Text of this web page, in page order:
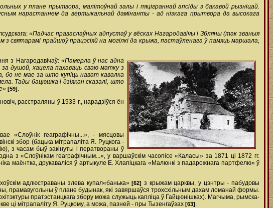
у плане прытвора, малітоўнай залы і пяціграннай апсіды з бакавой рызніцай.
нарастаннем да вертыкальнай дамінанты - ад нізкага прытвора да высокага
«Падчас праваслаўных адпустаў у вёсках Нагародавічы і Збляны (так званыя
святарамі прайшоў працэсіяй на могілкі да крыжа, пастаўленага ў памяць маршала,
з Нагародавічаў: «Памерла ў нас адна
душой, хацела пахаваць сваю матку з
бо не мае за што купіць нават кавалка
Тады бацюшка і дзіякан сказалі, што
[59].
расстраляны ў 1933 г., нарадзіўся ён
«Слоўнік геаграфічны...», - мясцовы
збор (бацька мітрапаліта Я. Руцкога -
з часам быў закінуты і ператвораны ў
з «Слоўнікам геаграфічным...», у варшаўскім часопісе «Каласы» за 1871 ці 1872 гг.
маёнтка, друкаваліся ў артыкуле Е. Хлапіцкага «Малюнкі з падарожнага партфелю» ў
адлюстраваны злева купал­«банька»[62] з крыжам царквы, у цэнтры - пабудовы
прамавугольны ў плане будынак, які завяршаўся трохсхільным дахам ломанай формы.
пратэстанцкага збору можа служыць капліца ў Гайцюнішках). Магчыма, рымска­
ці мітрапаліту Я. Руцкому, а можа, пазней - пры Тызенгаўзах [63].